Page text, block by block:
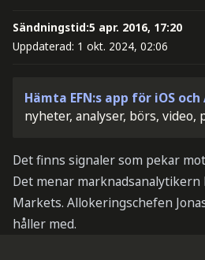
Sändningstid:5 apr. 2016, 17:20
Uppdaterad: 1 okt. 2024, 02:06
Hämta EFN:s app för iOS
nyheter, analyser, börs, video,
Det finns signaler som pekar
Det menar marknadsanalytikern
Markets. Allokeringschefen
håller med.